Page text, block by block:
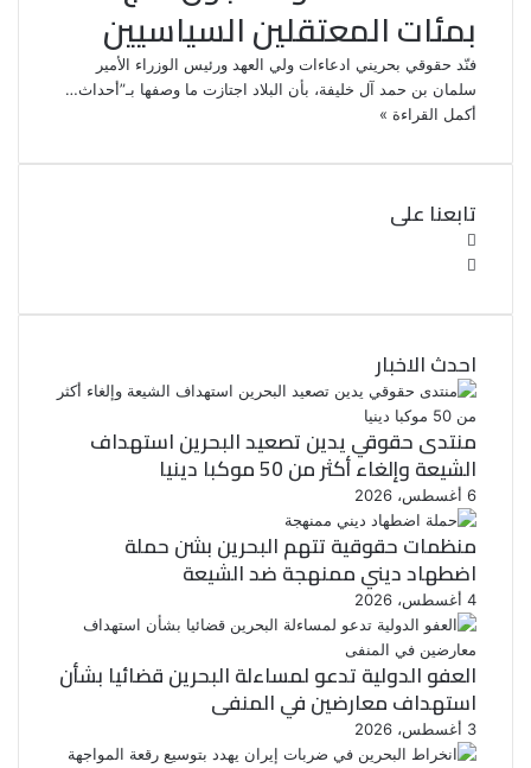
بمئات المعتقلين السياسيين
فنّد حقوقي بحريني ادعاءات ولي العهد ورئيس الوزراء الأمير
سلمان بن حمد آل خليفة، بأن البلاد اجتازت ما وصفها بـ”أحداث…
أكمل القراءة »
تابعنا على
ب
ك
ي
ر
احدث الاخبار
منتدى حقوقي يدين تصعيد البحرين استهداف
الشيعة وإلغاء أكثر من 50 موكبا دينيا
6 أغسطس، 2026
منظمات حقوقية تتهم البحرين بشن حملة
اضطهاد ديني ممنهجة ضد الشيعة
4 أغسطس، 2026
العفو الدولية تدعو لمساءلة البحرين قضائيا بشأن
استهداف معارضين في المنفى
3 أغسطس، 2026